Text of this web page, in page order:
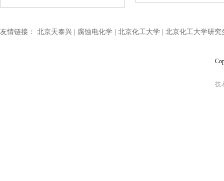
友情链接： 北京天泰兴 | 腐蚀电化学 | 北京化工大学 | 北京化工大学研
技